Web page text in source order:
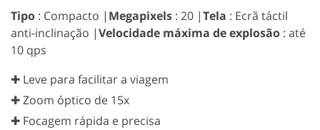
Tipo : Compacto | Megapixels : 20 |Tela : Ecrã táctil
anti-inclinação |Velocidade máxima de explosão : até
10 qps
✚ Leve para facilitar a viagem
✚ Zoom óptico de 15x
✚ Focagem rápida e precisa